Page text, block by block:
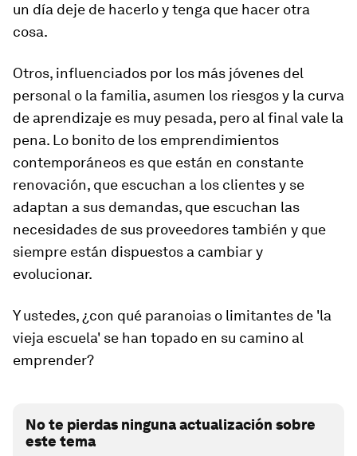
un día deje de hacerlo y tenga que hacer otra
cosa.
Otros, influenciados por los más jóvenes del
personal o la familia, asumen los riesgos y la curva
de aprendizaje es muy pesada, pero al final vale la
pena. Lo bonito de los emprendimientos
contemporáneos es que están en constante
renovación, que escuchan a los clientes y se
adaptan a sus demandas, que escuchan las
necesidades de sus proveedores también y que
siempre están dispuestos a cambiar y
evolucionar.
Y ustedes, ¿con qué paranoias o limitantes de 'la
vieja escuela' se han topado en su camino al
emprender?
No te pierdas ninguna actualización sobre
este tema